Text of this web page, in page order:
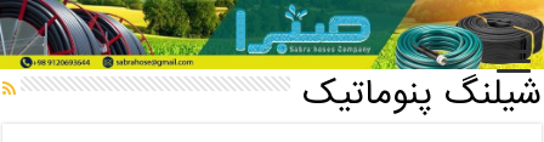
خانه / شیلنگ پنوماتیک
شیلنگ پنوماتیک